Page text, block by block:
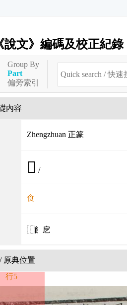
文》編碼及校正紀錄
Group By
Part
偏旁索引
內容
Zhengzhuan 正篆
𩚬 /
食
⿰飠戹
原典位置
行5